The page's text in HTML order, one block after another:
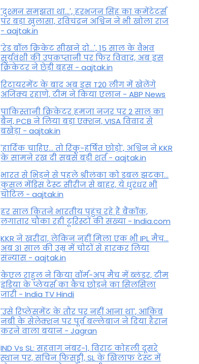
'दुश्मन समझता था...', हरभजन सिंह का कमेंटेटर्स
पर बड़ा खुलासा, रव‍िचंद्रन अश्विन ने भी खोला राज
- aajtak.in
'रेड बॉल क्रिकेट सीखने दो...', 15 साल के वैभव
सूर्यवंशी की उपकप्तानी पर फ‍िर व‍िवाद, अब इस
क्रिकेटर ने छेड़ी बहस - aajtak.in
रिटायरमेंट के बाद अब इस T20 लीग में खेलेंगे
अजिंक्य रहाणे, टीम ने किया एलान - ABP News
पाकिस्तानी क्रिकेटर हमजा नजर पर 2 साल का
बैन, PCB ने ल‍िया बड़ा एक्शन, VISA व‍िवाद से
बखेड़ा - aajtak.in
'हार्दिक चाहिए... तो रिंकू-हर्षित छोड़ो', अश्विन ने KKR
के सामने रख दी सबसे बड़ी शर्त - aajtak.in
भारत से भिड़ने से पहले श्रीलंका को डबल झटका...
कुसल मेंडिस टेस्ट सीरीज से बाहर, ये धुरंधर भी
चोटिल - aajtak.in
हर साल कितने भारतीय पहुंच रहे हैं बैंकॉक,
लगातार चौंका रही टूरिस्टों की संख्या - India.com
KKR ने खरीदा, लेकिन नहीं मिला एक भी IPL मैच...
अब 31 साल की उम्र में चोटों से हारकर लिया
संन्यास - aajtak.in
केएल राहुल ने किया वॉर्म-अप मैच में ब्लंडर, टीम
इंडिया के प्लेयर्स का कैच छोड़ने का सिलसिला
जारी - India TV Hindi
'उसे रिप्लेसमेंट के तौर पर नहीं आना था', आकिब
नबी के सेलेक्शन पर पूर्व बल्लेबाज ने दिया हैरान
करने वाला बयान - Jagran
IND Vs SL: सहवाग नंबर-1, विराट कोहली दूसरे
स्थान पर, सचिन फिसड्डी, SL के खिलाफ टेस्ट में